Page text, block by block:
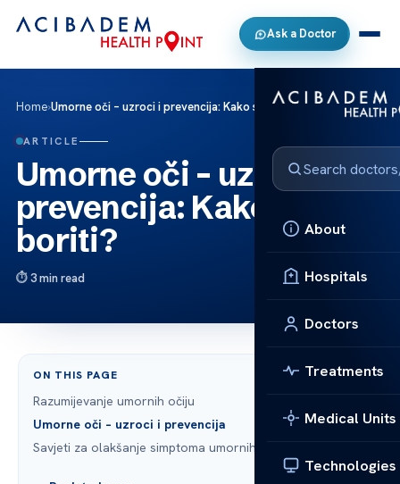
Ask a Doctor
About
Hospitals
Doctors
Treatments
Medical Units
Technologies
Home›Umorne oči – uzroci i prevencija: Kako se boriti?
ARTICLE
Umorne oči – uzroci i
prevencija: Kako se
boriti?
3 min read
ON THIS PAGE
Razumijevanje umornih očiju
Umorne oči – uzroci i prevencija
Savjeti za olakšanje simptoma umornih očiju